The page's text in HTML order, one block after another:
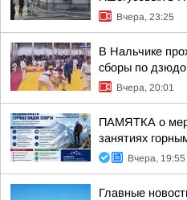
Вчера, 23:25
В Нальчике
сборы по дзюдо
Вчера, 20:01
ПАМЯТКА о
занятиях
Вчера, 19:55
Главные